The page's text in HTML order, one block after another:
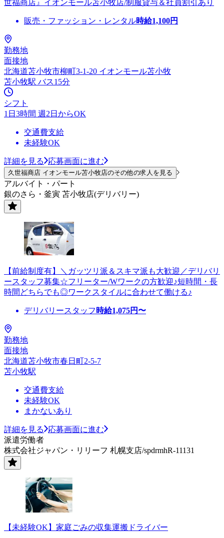
世福商店』イオンモール苫小牧店/制服貸与＆社員割引あり
販売・ファッション・レンタル時給1,100円
勤務地
面接地
北海道苫小牧市柳町3-1-20 イオンモール苫小牧
苫小牧駅 バス15分
シフト
1日3時間 週2日からOK
交通費支給
未経験OK
詳細を見る 応募画面に進む
久世福商店 イオンモール苫小牧店のその他の求人を見る
アルバイト・パート
銀のさら・釜寅 苫小牧店(デリバリー)
【前給制度有】＼ガッツリ派＆スキマ派も大歓迎／デリバリ
ースタッフ募集☆フリーター/Wワークの方歓迎♪短時間・長
時間どちらでも◎ワークスタイルに合わせて働ける♪
デリバリースタッフ 時給1,075円〜
勤務地
面接地
北海道苫小牧市春日町2-5-7
苫小牧駅
交通費支給
未経験OK
まかないあり
詳細を見る
応募画面に進む
派遣労働者
株式会社ジャパン・リリーフ 札幌支店/spdrmhR-11131
【未経験OK】家庭ごみの収集運搬ドライバー